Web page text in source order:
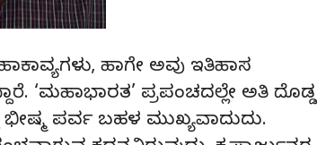
ಹಾಗೇ ಅವು ಇತಿಹಾಸ
‘ಮಹಾಭಾರತ’ ಪ್ರಪಂಚದಲ್ಲೇ ಅತಿ ದೊಡ್ಡ
ಭೀಷ್ಮ ಪರ್ವ ಬಹಳ ಮುಖ್ಯವಾದುದು.